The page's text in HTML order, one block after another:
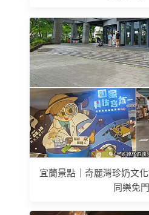
宜蘭景點｜奇麗灣珍奶文
同樂免